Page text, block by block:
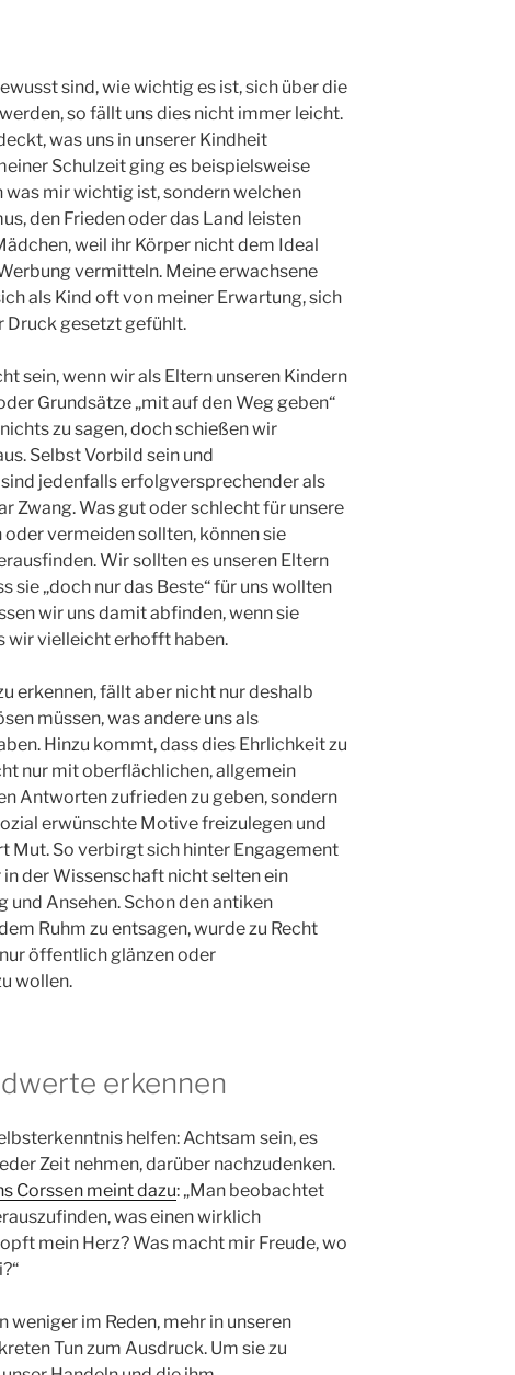
sind, wie wichtig es ist, sich über die
so fällt uns dies nicht immer leicht.
was uns in unserer Kindheit
Schulzeit ging es beispielsweise
mir wichtig ist, sondern welchen
den Frieden oder das Land leisten
weil ihr Körper nicht dem Ideal
vermitteln. Meine erwachsene
als Kind oft von meiner Erwartung, sich
Druck gesetzt gefühlt.
sein, wenn wir als Eltern unseren Kindern
Grundsätze „mit auf den Weg geben“
zu sagen, doch schießen wir
Selbst Vorbild sein und
jedenfalls erfolgversprechender als
Zwang. Was gut oder schlecht für unsere
oder vermeiden sollten, können sie
Wir sollten es unseren Eltern
sie „doch nur das Beste“ für uns wollten
wir uns damit abfinden, wenn sie
wir vielleicht erhofft haben.
erkennen, fällt aber nicht nur deshalb
müssen, was andere uns als
Hinzu kommt, dass dies Ehrlichkeit zu
nur mit oberflächlichen, allgemein
Antworten zufrieden zu geben, sondern
erwünschte Motive freizulegen und
Mut. So verbirgt sich hinter Engagement
der Wissenschaft nicht selten ein
und Ansehen. Schon den antiken
Ruhm zu entsagen, wurde zu Recht
öffentlich glänzen oder
wollen.
erkennen
helfen: Achtsam sein, es
Zeit nehmen, darüber nachzudenken.
Corssen meint dazu: „Man beobachtet
was einen wirklich
mein Herz? Was macht mir Freude, wo
weniger im Reden, mehr in unseren
Tun zum Ausdruck. Um sie zu